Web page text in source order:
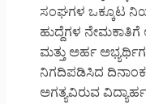
ಸಂಘಗಳ ಒಕ್ಕೂಟ
ಹುದ್ದೆಗಳ ನೇಮಕಾತಿಗೆ
ಮತ್ತು ಅರ್ಹ
ನಿಗದಿಪಡಿಸಿದ
ಅಗತ್ಯವಿರುವ